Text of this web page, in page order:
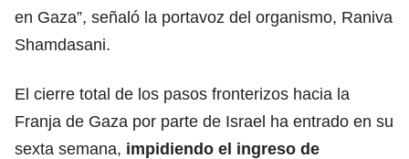
en Gaza”, señaló la portavoz del organismo, Raniva
Shamdasani.
El cierre total de los pasos fronterizos hacia la
Franja de Gaza por parte de Israel ha entrado en su
sexta semana, impidiendo el ingreso de